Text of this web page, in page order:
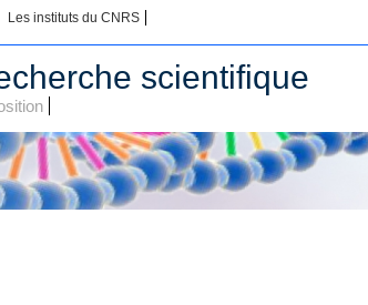
Les instituts du CNRS
scientifique